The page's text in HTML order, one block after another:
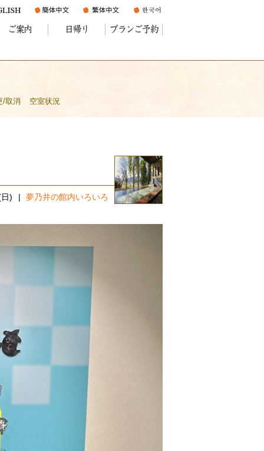
ご案内 日帰り プランご予約
/取消 空室状況
) 夢乃井の館内いろいろ